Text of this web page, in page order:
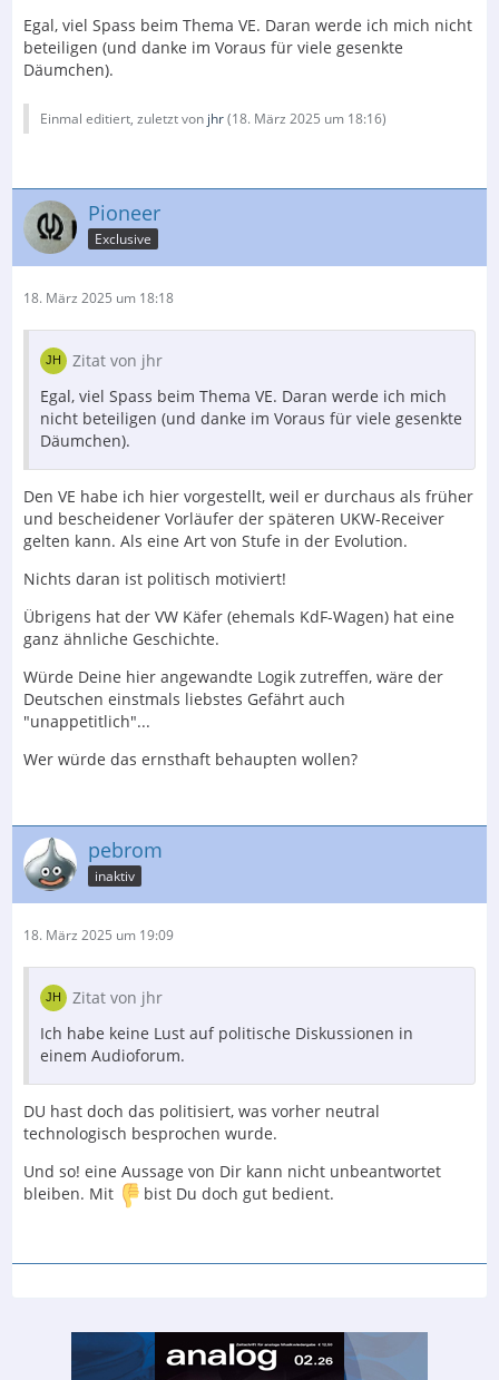
Egal, viel Spass beim Thema VE. Daran werde ich mich nicht
beteiligen (und danke im Voraus für viele gesenkte
Däumchen).
Einmal editiert, zuletzt von jhr(18. März 2025 um 18:16)
Pioneer
Exclusive
18. März 2025 um 18:18
Zitat von jhr
Egal, viel Spass beim Thema VE. Daran werde ich mich
nicht beteiligen (und danke im Voraus für viele gesenkte
Däumchen).
Den VE habe ich hier vorgestellt, weil er durchaus als früher
und bescheidener Vorläufer der späteren UKW-Receiver
gelten kann. Als eine Art von Stufe in der Evolution.
Nichts daran ist politisch motiviert!
Übrigens hat der VW Käfer (ehemals KdF-Wagen) hat eine
ganz ähnliche Geschichte.
Würde Deine hier angewandte Logik zutreffen, wäre der
Deutschen einstmals liebstes Gefährt auch
"unappetitlich"...
Wer würde das ernsthaft behaupten wollen?
pebrom
inaktiv
18. März 2025 um 19:09
Zitat von jhr
Ich habe keine Lust auf politische Diskussionen in
einem Audioforum.
DU hast doch das politisiert, was vorher neutral
technologisch besprochen wurde.
Und so! eine Aussage von Dir kann nicht unbeantwortet
bleiben. Mit
bist Du doch gut bedient.